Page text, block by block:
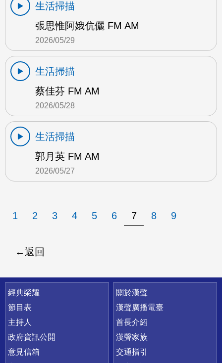
生活掃描
張思惟阿娥伉儷 FM AM
2026/05/29
生活掃描
蔡佳芬 FM AM
2026/05/28
生活掃描
郭月英 FM AM
2026/05/27
1 2 3 4 5 6 7 8 9
返回
快速連結
經典榮耀
節目表
主持人
政府資訊公開
意見信箱
關於漢聲
漢聲廣播電臺
首長介紹
漢聲家族
交通指引